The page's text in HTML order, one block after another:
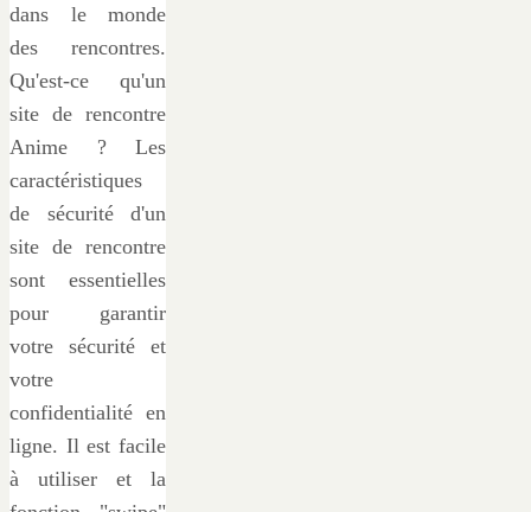
dans le monde
des rencontres.
Qu'est-ce qu'un
site de rencontre
Anime ? Les
caractéristiques
de sécurité d'un
site de rencontre
sont essentielles
pour garantir
votre sécurité et
votre
confidentialité en
ligne. Il est facile
à utiliser et la